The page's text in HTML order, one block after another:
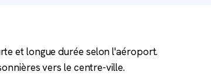
et longue durée selon l'aéroport.
vers le centre-ville.